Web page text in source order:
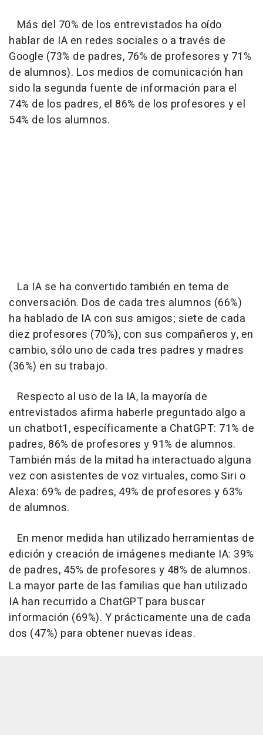
Más del 70% de los entrevistados ha oído
hablar de IA en redes sociales o a través de
Google (73% de padres, 76% de profesores y 71%
de alumnos). Los medios de comunicación han
sido la segunda fuente de información para el
74% de los padres, el 86% de los profesores y el
54% de los alumnos.
La IA se ha convertido también en tema de
conversación. Dos de cada tres alumnos (66%)
ha hablado de IA con sus amigos; siete de cada
diez profesores (70%), con sus compañeros y, en
cambio, sólo uno de cada tres padres y madres
(36%) en su trabajo.
Respecto al uso de la IA, la mayoría de
entrevistados afirma haberle preguntado algo a
un chatbot1, específicamente a ChatGPT: 71% de
padres, 86% de profesores y 91% de alumnos.
También más de la mitad ha interactuado alguna
vez con asistentes de voz virtuales, como Siri o
Alexa: 69% de padres, 49% de profesores y 63%
de alumnos.
En menor medida han utilizado herramientas de
edición y creación de imágenes mediante IA: 39%
de padres, 45% de profesores y 48% de alumnos.
La mayor parte de las familias que han utilizado
IA han recurrido a ChatGPT para buscar
información (69%). Y prácticamente una de cada
dos (47%) para obtener nuevas ideas.